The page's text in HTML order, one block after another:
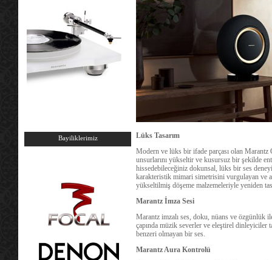
Bayiliklerimiz
Lüks Tasarım
Modern ve lüks bir ifade parçası olan Marantz
unsurlarını yükseltir ve kusursuz bir şekilde
hissedebileceğiniz dokunsal, lüks bir ses
karakteristik mimari simetrisini vurgulayan ve
yükseltilmiş döşeme malzemeleriyle yeniden
Marantz İmza Sesi
Marantz imzalı ses, doku, nüans ve özgünlük
çapında müzik severler ve eleştirel dinleyiciler
benzeri olmayan bir ses.
Marantz Aura Kontrolü